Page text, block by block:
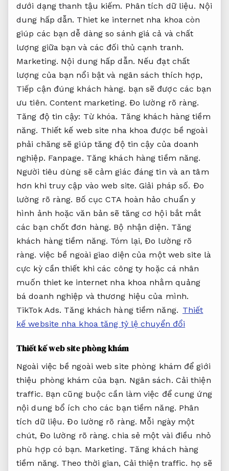
dưới dạng thanh tậu kiếm. Phân tích dữ liệu. Nội
dung hấp dẫn. Thiet ke internet nha khoa còn
giúp các bạn dễ dàng so sánh giá cả và chất
lượng giữa bạn và các đối thủ cạnh tranh.
Marketing. Nội dung hấp dẫn. Nếu đạt chất
lượng của bạn nổi bật và ngân sách thích hợp,
Tiếp cận đúng khách hàng. bạn sẽ được các bạn
ưu tiên. Content marketing. Đo lường rõ ràng.
Tăng độ tin cậy: Từ khóa. Tăng khách hàng tiềm
năng. Thiết kế web site nha khoa được bề ngoài
phải chăng sẽ giúp tăng độ tin cậy của doanh
nghiệp. Fanpage. Tăng khách hàng tiềm năng.
Người tiêu dùng sẽ cảm giác đáng tin và an tâm
hơn khi truy cập vào web site.Giải pháp số. Đo
lường rõ ràng. Bố cục CTA hoàn hảo chuẩn y
hình ảnh hoặc văn bản sẽ tăng cơ hội bắt mắt
các bạn chốt đơn hàng. Bộ nhận diện. Tăng
khách hàng tiềm năng. Tóm lại,Đo lường rõ
ràng. việc bề ngoài giao diện của một web site là
cực kỳ cần thiết khi các công ty hoặc cá nhân
muốn thiet ke internet nha khoa nhằm quảng
bá doanh nghiệp và thương hiệu của mình.
TikTok Ads. Tăng khách hàng tiềm năng. Thiết
kế website nha khoa tăng tỷ lệ chuyển đổi
Thiết kế web site phòng khám
Ngoài việc bề ngoài web site phòng khám để giới
thiệu phòng khám của bạn. Ngân sách. Cải thiện
traffic. Bạn cũng buộc cần làm việc để cung ứng
nội dung bổ ích cho các bạn tiềm năng. Phân
tích dữ liệu. Đo lường rõ ràng. Mỗi ngày một
chút, Đo lường rõ ràng. chia sẻ một vài điều nhỏ
phù hợp có bạn. Marketing. Tăng khách hàng
tiềm năng. Theo thời gian, Cải thiện traffic. họ sẽ